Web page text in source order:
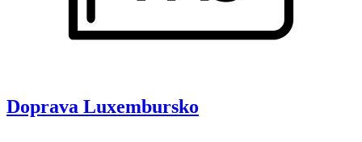
Doprava Luxembursko